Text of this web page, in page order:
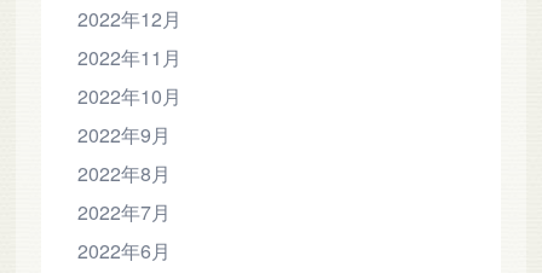
2022年12月
2022年11月
2022年10月
2022年9月
2022年8月
2022年7月
2022年6月